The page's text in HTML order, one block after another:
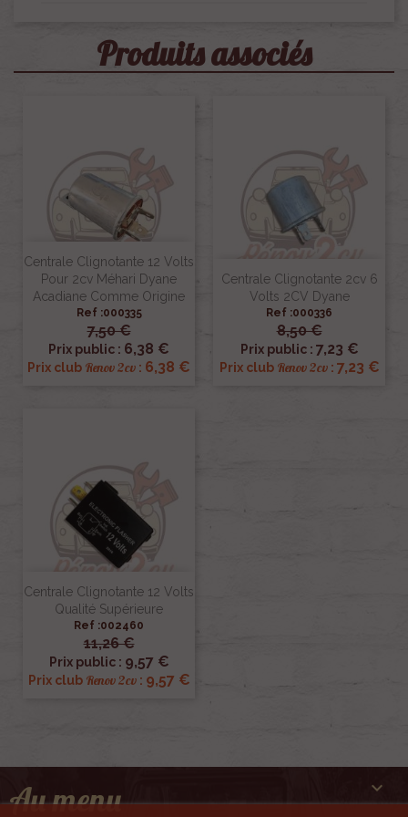
Produits associés
Centrale Clignotante 12 Volts
Pour 2cv Méhari Dyane
Acadiane Comme Origine
Ref :000335
7,50 €
Prix public : 6,38 €
Prix club Renov 2cv : 6,38 €
Centrale Clignotante 2cv 6
Volts 2CV Dyane
Ref :000336
8,50 €
Prix public : 7,23 €
Prix club Renov 2cv: 7,23 €
Centrale Clignotante 12 Volts
Qualité Supérieure
Ref :002460
11,26 €
Prix public : 9,57 €
Prix club Renov 2cv: 9,57 €
Au menu 